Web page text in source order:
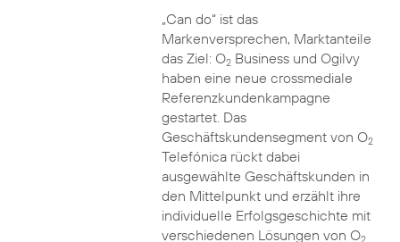
„Can do“ ist das
Markenversprechen, Marktanteile
das Ziel: O2Business und Ogilvy
haben eine neue crossmediale
Referenzkundenkampagne
gestartet. Das
Geschäftskundensegment von O2
Telefónica rückt dabei
ausgewählte Geschäftskunden in
den Mittelpunkt und erzählt ihre
individuelle Erfolgsgeschichte mit
verschiedenen Lösungen von O2